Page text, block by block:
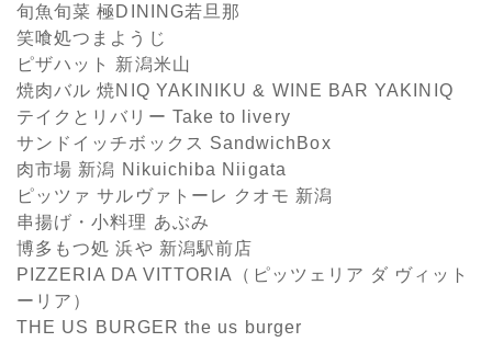
旬魚旬菜 極DINING若旦那
笑喰処つまようじ
ピザハット 新潟米山
焼肉バル 焼NIQ YAKINIKU & WINE BAR YAKINIQ
テイクとリバリー Take to livery
サンドイッチボックス SandwichBox
肉市場 新潟 Nikuichiba Niigata
ピッツァ サルヴァトーレ クオモ 新潟
串揚げ・小料理 あぶみ
博多もつ処 浜や 新潟駅前店
PIZZERIA DA VITTORIA（ピッツェリア ダ ヴィット
ーリア）
THE US BURGER the us burger